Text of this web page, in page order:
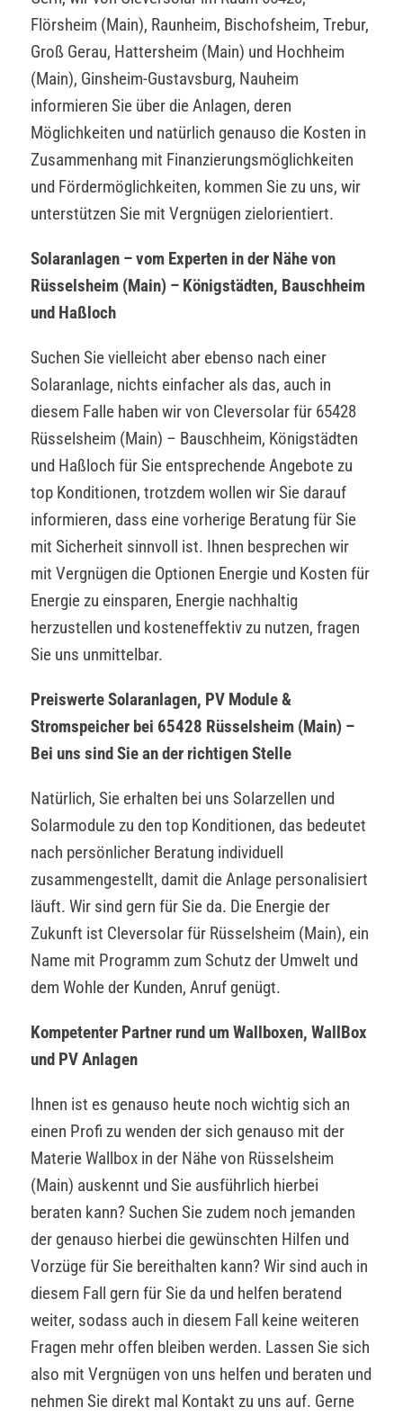
Flörsheim (Main), Raunheim, Bischofsheim, Trebur,
Groß Gerau, Hattersheim (Main) und Hochheim
(Main), Ginsheim-Gustavsburg, Nauheim
informieren Sie über die Anlagen, deren
Möglichkeiten und natürlich genauso die Kosten in
Zusammenhang mit Finanzierungsmöglichkeiten
und Fördermöglichkeiten, kommen Sie zu uns, wir
unterstützen Sie mit Vergnügen zielorientiert.
Solaranlagen – vom Experten in der Nähe von
Rüsselsheim (Main) – Königstädten, Bauschheim
und Haßloch
Suchen Sie vielleicht aber ebenso nach einer
Solaranlage, nichts einfacher als das, auch in
diesem Falle haben wir von Cleversolar für 65428
Rüsselsheim (Main) – Bauschheim, Königstädten
und Haßloch für Sie entsprechende Angebote zu
top Konditionen, trotzdem wollen wir Sie darauf
informieren, dass eine vorherige Beratung für Sie
mit Sicherheit sinnvoll ist. Ihnen besprechen wir
mit Vergnügen die Optionen Energie und Kosten für
Energie zu einsparen, Energie nachhaltig
herzustellen und kosteneffektiv zu nutzen, fragen
Sie uns unmittelbar.
Preiswerte Solaranlagen, PV Module &
Stromspeicher bei 65428 Rüsselsheim (Main) –
Bei uns sind Sie an der richtigen Stelle
Natürlich, Sie erhalten bei uns Solarzellen und
Solarmodule zu den top Konditionen, das bedeutet
nach persönlicher Beratung individuell
zusammengestellt, damit die Anlage personalisiert
läuft. Wir sind gern für Sie da. Die Energie der
Zukunft ist Cleversolar für Rüsselsheim (Main), ein
Name mit Programm zum Schutz der Umwelt und
dem Wohle der Kunden, Anruf genügt.
Kompetenter Partner rund um Wallboxen, WallBox
und PV Anlagen
Ihnen ist es genauso heute noch wichtig sich an
einen Profi zu wenden der sich genauso mit der
Materie Wallbox in der Nähe von Rüsselsheim
(Main) auskennt und Sie ausführlich hierbei
beraten kann? Suchen Sie zudem noch jemanden
der genauso hierbei die gewünschten Hilfen und
Vorzüge für Sie bereithalten kann? Wir sind auch in
diesem Fall gern für Sie da und helfen beratend
weiter, sodass auch in diesem Fall keine weiteren
Fragen mehr offen bleiben werden. Lassen Sie sich
also mit Vergnügen von uns helfen und beraten und
nehmen Sie direkt mal Kontakt zu uns auf. Gerne